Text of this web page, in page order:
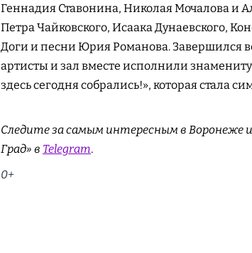
Геннадия Ставонина, Николая Мочалова и
Петра Чайковского, Исаака Дунаевского,
Доги и песни Юрия Романова. Завершился
артисты и зал вместе исполнили
здесь сегодня собрались!», которая стала
Следите за самым интересным в Воронеже
Град» в Telegram.
0+